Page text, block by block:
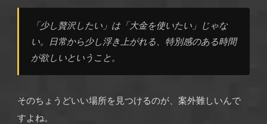
「少し贅沢したい」は「大金を使いたい」じゃな
い。日常から少し浮き上がれる、特別感のある時間
が欲しいということ。
そのちょうどいい場所を見つけるのが、案外難しいんで
すよね。